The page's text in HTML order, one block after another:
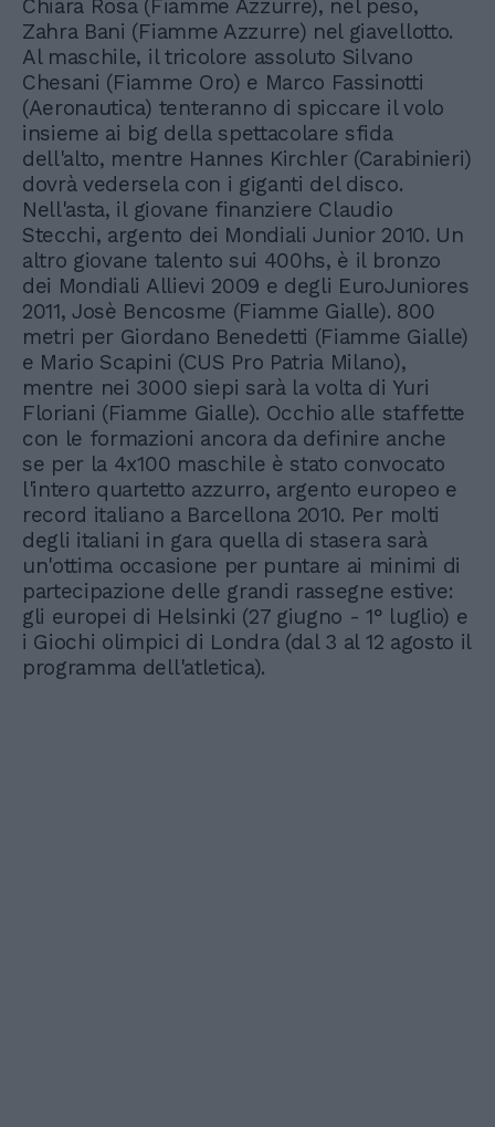
Chiara Rosa (Fiamme Azzurre), nel peso,
Zahra Bani (Fiamme Azzurre) nel giavellotto.
Al maschile, il tricolore assoluto Silvano
Chesani (Fiamme Oro) e Marco Fassinotti
(Aeronautica) tenteranno di spiccare il volo
insieme ai big della spettacolare sfida
dell'alto, mentre Hannes Kirchler (Carabinieri)
dovrà vedersela con i giganti del disco.
Nell'asta, il giovane finanziere Claudio
Stecchi, argento dei Mondiali Junior 2010. Un
altro giovane talento sui 400hs, è il bronzo
dei Mondiali Allievi 2009 e degli EuroJuniores
2011, Josè Bencosme (Fiamme Gialle). 800
metri per Giordano Benedetti (Fiamme Gialle)
e Mario Scapini (CUS Pro Patria Milano),
mentre nei 3000 siepi sarà la volta di Yuri
Floriani (Fiamme Gialle). Occhio alle staffette
con le formazioni ancora da definire anche
se per la 4x100 maschile è stato convocato
l'intero quartetto azzurro, argento europeo e
record italiano a Barcellona 2010. Per molti
degli italiani in gara quella di stasera sarà
un'ottima occasione per puntare ai minimi di
partecipazione delle grandi rassegne estive:
gli europei di Helsinki (27 giugno - 1° luglio) e
i Giochi olimpici di Londra (dal 3 al 12 agosto il
programma dell'atletica).